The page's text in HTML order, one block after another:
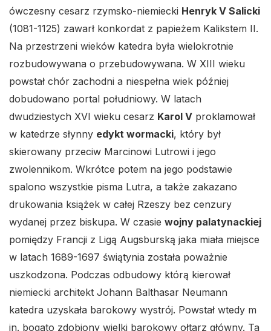
ówczesny cesarz rzymsko-niemiecki Henryk V Salicki
(1081-1125) zawarł konkordat z papieżem Kalikstem II.
Na przestrzeni wieków katedra była wielokrotnie
rozbudowywana o przebudowywana. W XIII wieku
powstał chór zachodni a niespełna wiek później
dobudowano portal południowy. W latach
dwudziestych XVI wieku cesarz Karol V proklamował
w katedrze słynny edykt wormacki, który był
skierowany przeciw Marcinowi Lutrowi i jego
zwolennikom. Wkrótce potem na jego podstawie
spalono wszystkie pisma Lutra, a także zakazano
drukowania książek w całej Rzeszy bez cenzury
wydanej przez biskupa. W czasie wojny palatynackiej
pomiędzy Francji z Ligą Augsburską jaka miała miejsce
w latach 1689-1697 świątynia została poważnie
uszkodzona. Podczas odbudowy którą kierował
niemiecki architekt Johann Balthasar Neumann
katedra uzyskała barokowy wystrój. Powstał wtedy m
in. bogato zdobiony wielki barokowy ołtarz główny. Ta